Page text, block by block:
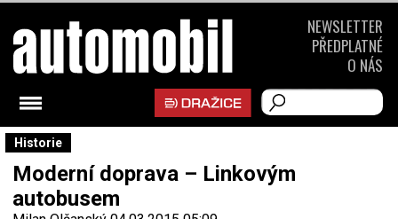
Historie
Moderní doprava – Linkovým
autobusem
NEWSLETTER
PŘEDPLATNÉ
O NÁS